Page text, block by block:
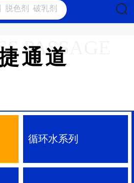
PASSAGE
通道
循环水系列